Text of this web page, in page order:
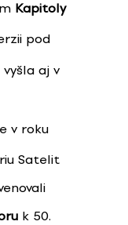
Kapitoly
pod
aj v
v roku
Satelit
k 50.